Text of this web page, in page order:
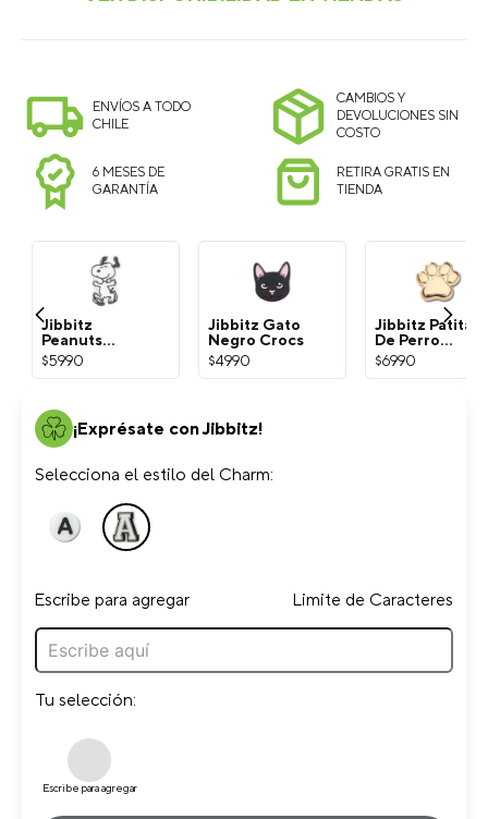
ENVÍOS A TODO
CHILE
CAMBIOS Y
DEVOLUCIONES SIN
COSTO
6 MESES DE
GARANTÍA
RETIRA GRATIS EN
TIENDA
Jibbitz
Peanuts
Snoopy
Blanco Crocs
$5990
Jibbitz Gato
Negro Crocs
$4990
Jibbitz Patita
De Perro
Dorada Crocs
$6990
¡Exprésate con Jibbitz!
Selecciona el estilo del Charm:
Escribe para agregar Limite de Caracteres
Tu selección:
Escribe para agregar